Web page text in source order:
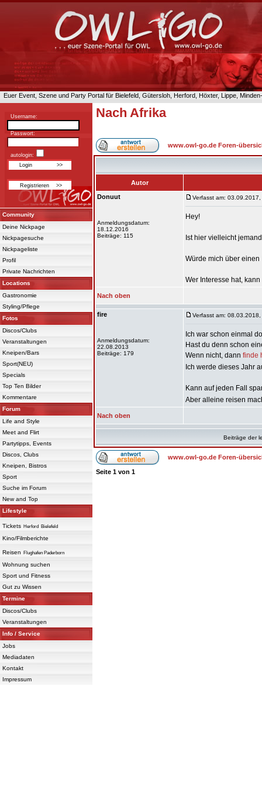
Euer Event, Szene und Party Portal für Bielefeld, Gütersloh, Herford, Höxter, Lippe,
Username:
Passwort:
autologin:
Community
Deine Nickpage
Nickpagesuche
Nickpageliste
Profil
Private Nachrichten
Locations
Gastronomie
Styling/Pflege
Fotos
Discos/Clubs
Veranstaltungen
Kneipen/Bars
Sport(NEU)
Specials
Top Ten Bilder
Kommentare
Forum
Life and Style
Meet and Flirt
Partytipps, Events
Discos, Clubs
Kneipen, Bistros
Sport
Suche im Forum
New and Top
Lifestyle
Tickets Herford Bielefeld
Kino/Filmberichte
Reisen Flughafen Paderborn
Wohnung suchen
Sport und Fitness
Gut zu Wissen
Termine
Discos/Clubs
Veranstaltungen
Info / Service
Jobs
Mediadaten
Kontakt
Impressum
Nach Afrika
www.owl-go.de Foren-
Autor
Donuut
Anmeldungsdatum:
18.12.2016
Beiträge: 115
Verfasst am:
Hey!
Ist hier vielleicht
Würde mich über
Wer Interesse hat,
Nach oben
fire
Anmeldungsdatum:
22.08.2013
Beiträge: 179
Verfasst am:
Ich war schon einmal
Hast du denn schon
Wenn nicht, dann finde
Ich werde dieses Jahr
Kann auf jeden Fall
Aber alleine reisen
Nach oben
Beiträge der
www.owl-go.de Foren-
Seite 1 von 1